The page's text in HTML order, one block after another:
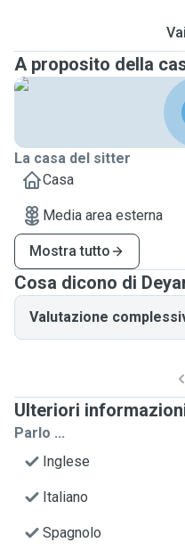
A proposito della
La casa del sitter
Casa
Media area esterna
Mostra tutto
Cosa dicono di
Valutazione
Ulteriori
Parlo ...
Inglese
Italiano
Spagnolo